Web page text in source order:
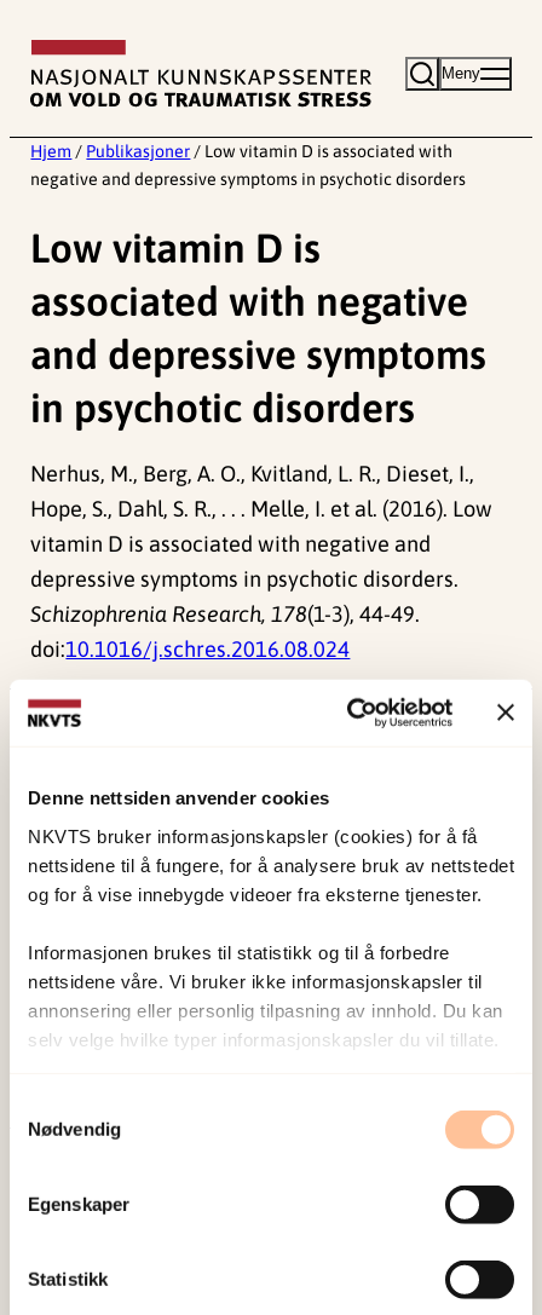
Denne nettsiden anvender cookies
NKVTS bruker informasjonskapsler (cookies) for å få
nettsidene til å fungere, for å analysere bruk av nettstedet
og for å vise innebygde videoer fra eksterne tjenester.
Informasjonen brukes til statistikk og til å forbedre
nettsidene våre. Vi bruker ikke informasjonskapsler til
annonsering eller personlig tilpasning av innhold. Du kan
selv velge hvilke typer informasjonskapsler du vil tillate.
Nødvendig
Egenskaper
Statistikk
innhold
Meny
Hjem / Publikasjoner / Low vitamin D is associated with
negative and depressive symptoms in psychotic disorders
Low vitamin D is
associated with negative
and depressive symptoms
in psychotic disorders
Nerhus, M., Berg, A. O., Kvitland, L. R., Dieset, I.,
Hope, S., Dahl, S. R., . . . Melle, I. et al. (2016). Low
vitamin D is associated with negative and
depressive symptoms in psychotic disorders.
Schizophrenia Research, 178(1-3), 44-49.
doi:10.1016/j.schres.2016.08.024
Publisert:
om vold og traumatisk stress. Formålet er å bidra
til å forebygge og redusere de helsemessige og
sosiale konsekvensene som vold og traumatisk
Ansatte